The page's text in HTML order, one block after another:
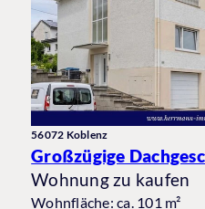
56072 Koblenz
Wohnung zu kaufen
Wohnfläche: ca. 101 m²